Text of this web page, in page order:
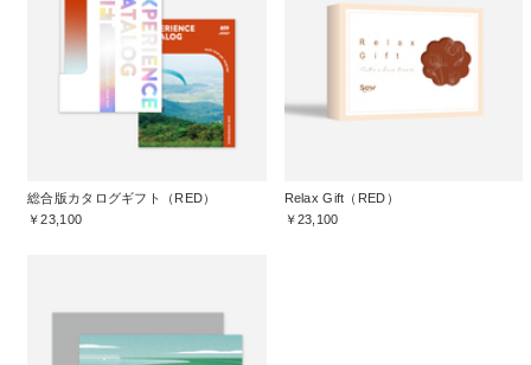
総合版カタログギフト（RED）
￥23,100
Relax Gift（RED）
￥23,100